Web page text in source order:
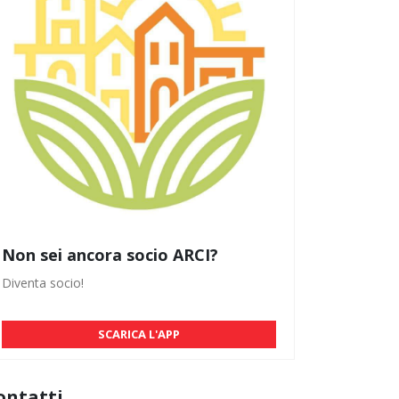
Non sei ancora socio ARCI?
Diventa socio!
SCARICA L'APP